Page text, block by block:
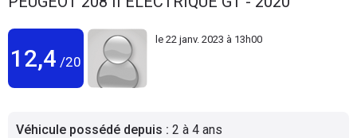
Guide
Electriques
12,4 /20
le 22 janv. 2023 à 13h00
Véhicule possédé depuis : 2 à 4 ans